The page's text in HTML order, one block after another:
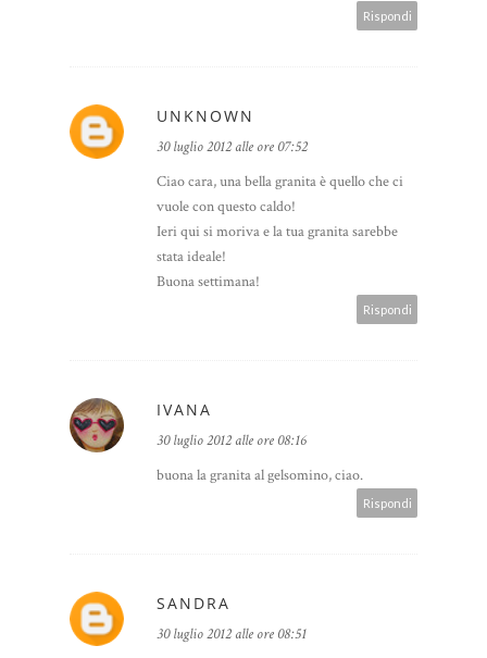
Rispondi
UNKNOWN
30 luglio 2012 alle ore 07:52
Ciao cara, una bella granita è quello che ci
vuole con questo caldo!
Ieri qui si moriva e la tua granita sarebbe
stata ideale!
Buona settimana!
Rispondi
IVANA
30 luglio 2012 alle ore 08:16
buona la granita al gelsomino, ciao.
Rispondi
SANDRA
30 luglio 2012 alle ore 08:51